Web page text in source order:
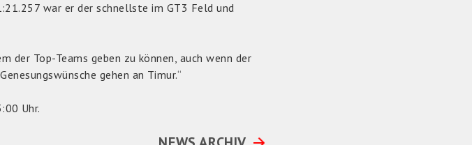
war er der schnellste im GT3 Feld und
der Top-Teams geben zu können, auch wenn der
gehen an Timur.“
Uhr.